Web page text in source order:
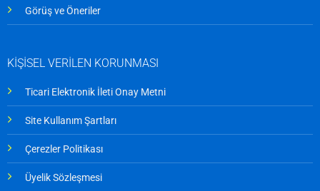
Görüş ve Öneriler
KİŞİSEL VERİLEN KORUNMASI
Ticari Elektronik İleti Onay Metni
Site Kullanım Şartları
Çerezler Politikası
Üyelik Sözleşmesi